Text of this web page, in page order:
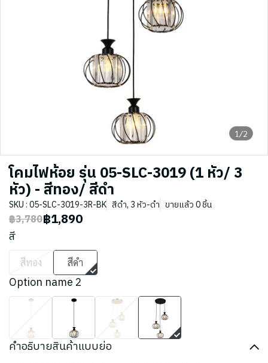
1/2
โคมไฟห้อย รุ่น 05-SLC-3019 (1 หัว/ 3
หัว) - สีทอง/ สีดำ
SKU : 05-SLC-3019-3R-BK สีดำ, 3 หัว-ดำ ขายแล้ว 0 ชิ้น
฿3,780฿1,890
สี
สีทอง สีดำ
Option name 2
คำอธิบายสินค้าแบบย่อ